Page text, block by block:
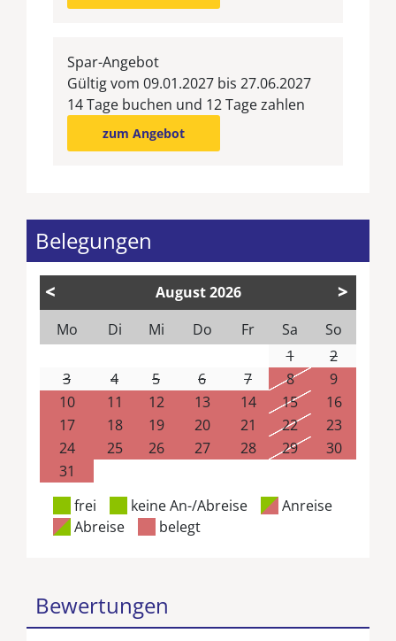
Spar-Angebot
Gültig vom 09.01.2027 bis 27.06.2027
14 Tage buchen und 12 Tage zahlen
zum Angebot
Belegungen
< August2026
Mo
Di Mi Do Fr Sa
So
1
2
3
4 5 6 7 8
9
10
11 12 13 14 15
16
17
18 19 20 21 22
23
24
25 26 27 28 29
30
31
frei
keine An-/Abreise
Anreise
Abreise
belegt
>
Bewertungen